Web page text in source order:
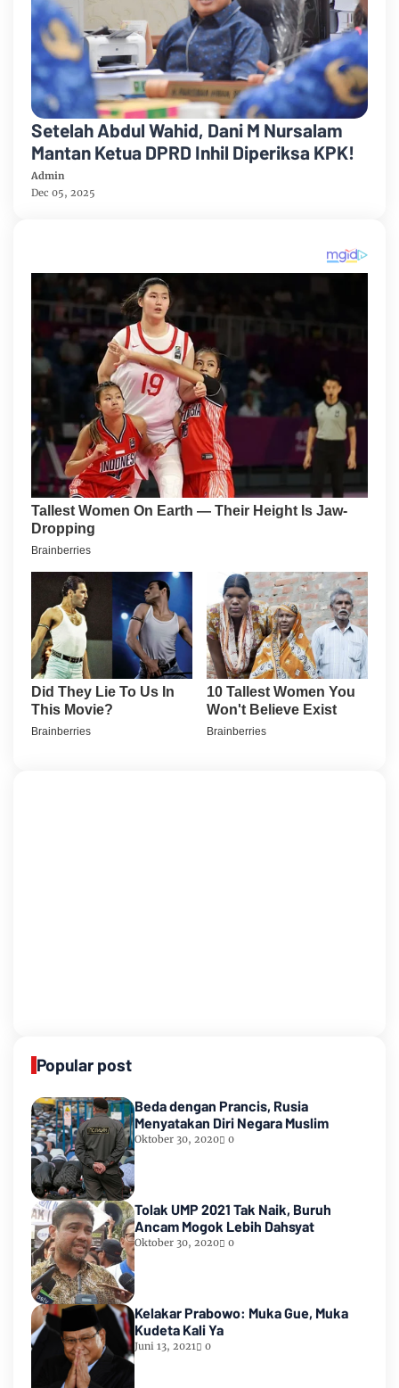
Setelah Abdul Wahid, Dani M Nursalam
Mantan Ketua DPRD Inhil Diperiksa KPK!
Admin
Dec 05, 2025
Popular post
Beda dengan Prancis, Rusia
Menyatakan Diri Negara Muslim
Oktober 30, 2020 0
Tolak UMP 2021 Tak Naik, Buruh
Ancam Mogok Lebih Dahsyat
Oktober 30, 2020 0
Kelakar Prabowo: Muka Gue, Muka
Kudeta Kali Ya
Juni 13, 2021 0